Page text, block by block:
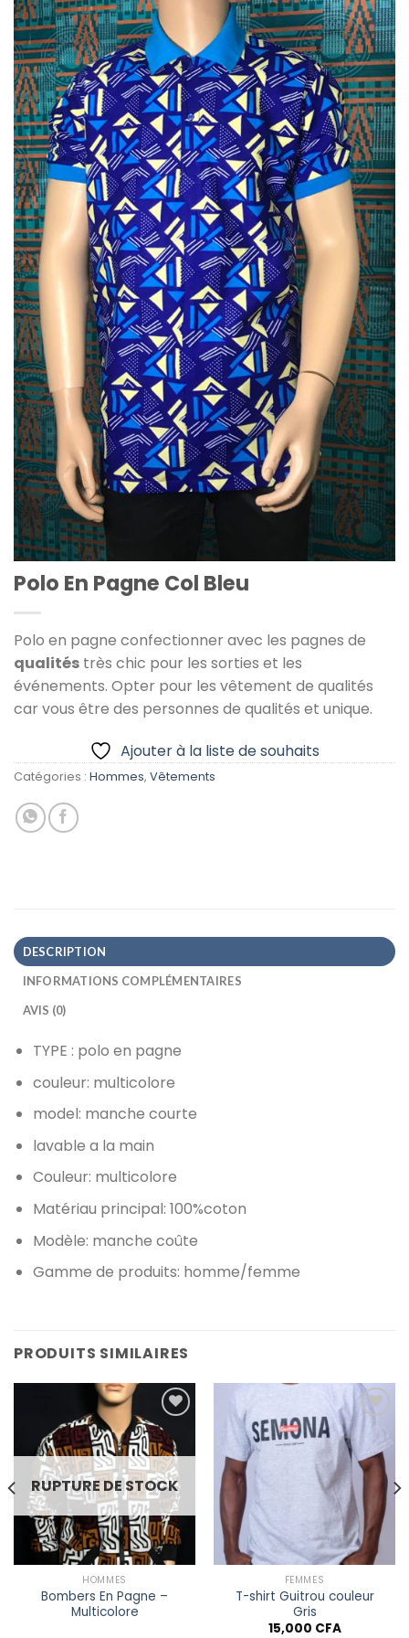
Polo En Pagne Col Bleu
Polo en pagne confectionner avec les pagnes de
qualités très chic pour les sorties et les
événements. Opter pour les vêtement de qualités
car vous être des personnes de qualités et unique.
Ajouter à la liste de souhaits
Catégories : Hommes, Vêtements
DESCRIPTION
INFORMATIONS COMPLÉMENTAIRES
AVIS (0)
TYPE : polo en pagne
couleur: multicolore
model: manche courte
lavable a la main
Couleur: multicolore
Matériau principal: 100%coton
Modèle: manche coûte
Gamme de produits: homme/femme
PRODUITS SIMILAIRES
Ajouter à
la liste
de
souhaits
RUPTURE DE STOCK
HOMMES
Bombers En Pagne –
Multicolore
Ajouter à
la liste
de
souhaits
FEMMES
T-shirt Guitrou couleur
Gris
15,000 CFA